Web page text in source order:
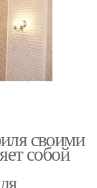
своими
собой